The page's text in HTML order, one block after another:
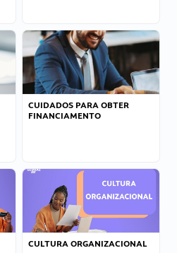
CUIDADOS PARA OBTER
FINANCIAMENTO
CULTURA ORGANIZACIONAL